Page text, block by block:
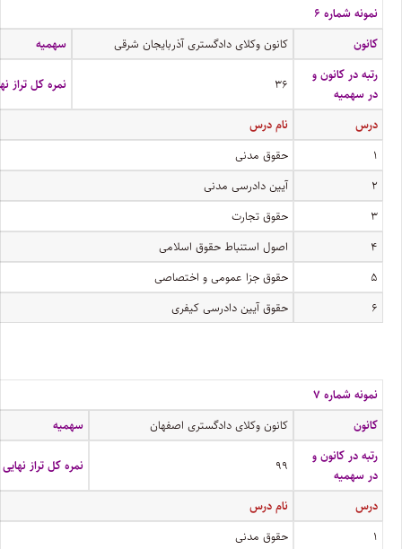
نمونه شماره ۶
کانون
کانون وکلای دادگستری آذربایجان شرقی
سهمیه
رتبه در کانون و
در سهمیه
۳۶ نمره کل تراز
درس
نام درس
۱
حقوق مدنی
۲
آیین دادرسی مدنی
۳
حقوق تجارت
۴
اصول استنباط حقوق اسلامی
۵
حقوق جزا عمومی و اختصاصی
۶
حقوق آیین دادرسی کیفری
نمونه شماره ۷
کانون
کانون وکلای دادگستری اصفهان
سهمیه
رتبه در کانون و
در سهمیه
۹۹ نمره کل تراز نهایی
درس
نام درس
۱
حقوق مدنی